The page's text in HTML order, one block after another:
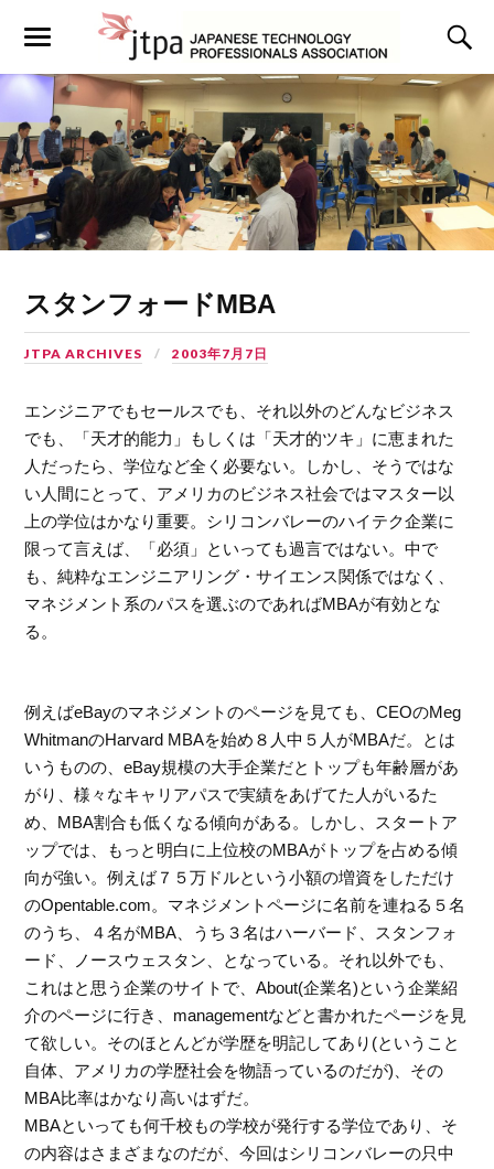
スタンフォードMBA
JTPA ARCHIVES 2003年7月7日
エンジニアでもセールスでも、それ以外のどんなビジネス
でも、「天才的能力」もしくは「天才的ツキ」に恵まれた
人だったら、学位など全く必要ない。しかし、そうではな
い人間にとって、アメリカのビジネス社会ではマスター以
上の学位はかなり重要。シリコンバレーのハイテク企業に
限って言えば、「必須」といっても過言ではない。中で
も、純粋なエンジニアリング・サイエンス関係ではなく、
マネジメント系のパスを選ぶのであればMBAが有効とな
る。
例えばeBayのマネジメントのページを見ても、CEOのMeg
WhitmanのHarvard MBAを始め８人中５人がMBAだ。とは
いうものの、eBay規模の大手企業だとトップも年齢層があ
がり、様々なキャリアパスで実績をあげてた人がいるた
め、MBA割合も低くなる傾向がある。しかし、スタートア
ップでは、もっと明白に上位校のMBAがトップを占める傾
向が強い。例えば７５万ドルという小額の増資をしただけ
のOpentable.com。マネジメントページに名前を連ねる５名
のうち、４名がMBA、うち３名はハーバード、スタンフォ
ード、ノースウェスタン、となっている。それ以外でも、
これはと思う企業のサイトで、About(企業名)という企業紹
介のページに行き、managementなどと書かれたページを見
て欲しい。そのほとんどが学歴を明記してあり(ということ
自体、アメリカの学歴社会を物語っているのだが)、その
MBA比率はかなり高いはずだ。
MBAといっても何千校もの学校が発行する学位であり、そ
の内容はさまざまなのだが、今回はシリコンバレーの只中